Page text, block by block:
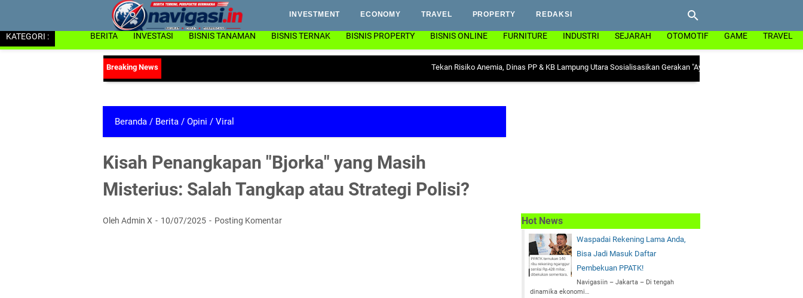
INVESTMENT ECONOMY TRAVEL PROPERTY REDAKSI
KATEGORI : BERITA INVESTASI BISNIS TANAMAN BISNIS TERNAK BISNIS PROPERTY BISNIS ONLINE FURNITURE INDUSTRI SEJARAH OTOMOTIF GAME TRAVEL
Tekan Risiko Anemia, Dinas PP & KB Lampung Utara Sosialisasikan Gerakan "Ayo Minum Tablet Tambah Darah" di
Beranda / Berita / Opini / Viral
Kisah Penangkapan "Bjorka" yang Masih
Misterius: Salah Tangkap atau Strategi Polisi?
Oleh Admin X 10/07/2025 Posting Komentar Hot News
Waspadai Rekening Lama Anda,
Bisa Jadi Masuk Daftar
Pembekuan PPATK!
Navigasiin – Jakarta – Di tengah
dinamika ekonomi…